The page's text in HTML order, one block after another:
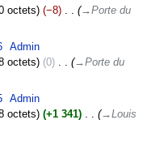
octets −8 ‎
→‎Porte du
Admin
octets 0 ‎
→‎Porte du
Admin
octets +1 341 ‎
→‎Louis